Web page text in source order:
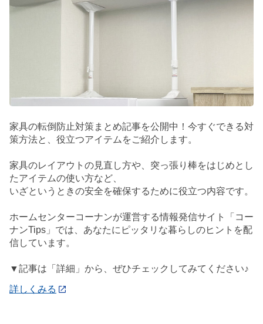
家具の転倒防止対策まとめ記事を公開中！今すぐできる対
策方法と、役立つアイテムをご紹介します。
家具のレイアウトの見直し方や、突っ張り棒をはじめとし
たアイテムの使い方など、
いざというときの安全を確保するために役立つ内容です。
ホームセンターコーナンが運営する情報発信サイト「コー
ナンTips」では、あなたにピッタリな暮らしのヒントを配
信しています。
▼記事は「詳細」から、ぜひチェックしてみてください♪
詳しくみる